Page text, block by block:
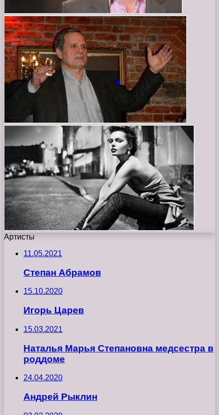
Артисты
11.05.2021
Степан Абрамов
15.10.2020
Игорь Царев
15.03.2021
Наталья Марья Степановна медсестра в
роддоме
24.04.2020
Андрей Рыклин